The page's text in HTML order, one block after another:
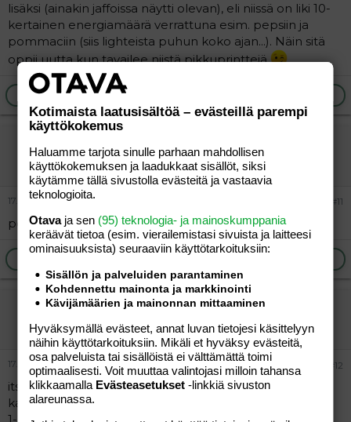
lisäksi (ainakin jaffoissa näytti olevan), eli niissä on liki 10-
kertainen energiamäärä verrattuna esim. pepsiin ja
pommaciin (siis lighteista puhun koko ajan...). Näin sitä
oppii uutta kun tavailee niistä pikkuprinttejä
Ilmoita asiaton viesti
Jäsen
17.02.2005 #11
pepsi max on ihan hyvä
Ilmoita asiaton viesti
hiisku
Vieras
17.02.2005 #12
itse herkuttelen pepsi maxilla ja ihan normaaleilla
karkeilla
Kotimaista laatusisältöä – evästeillä parempi
käyttökokemus
Haluamme tarjota sinulle parhaan mahdollisen
käyttökokemuksen ja laadukkaat sisällöt, siksi
käytämme tällä sivustolla evästeitä ja vastaavia
teknologioita.
Otavaja sen (95) teknologia- ja mainoskumppania
keräävät tietoa (esim. vierailemis­tasi sivuista ja laitteesi
ominaisuuk­sista) seuraaviin käyttötarkoituksiin:
Sisällön ja palveluiden parantaminen
Kohdennettu mainonta ja markkinointi
Kävijämäärien ja mainonnan mittaaminen
Hyväksymällä evästeet, annat luvan tietojesi käsittelyyn
näihin käyttötarkoituksiin. Mikäli et hyväksy evästeitä,
osa palveluista tai sisällöistä ei välttämättä toimi
optimaalisesti. Voit muuttaa valintojasi milloin tahansa
klikkaamalla Evästeasetukset -linkkiä sivuston
alareunassa.